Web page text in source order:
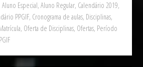
Aluno Especial, Aluno Regular, Calendário 2019,
PPGIF, Cronograma de aulas, Disciplinas,
, Oferta de Disciplinas, Ofertas, Período